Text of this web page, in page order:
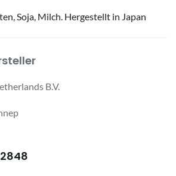
Soja, Milch. Hergestellt in Japan
B.V.